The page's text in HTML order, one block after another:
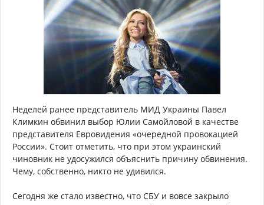
Неделей ранее представитель МИД Украины Павел
Климкин обвинил выбор Юлии Самойловой в качестве
представителя Евровидения «очередной провокацией
России». Стоит отметить, что при этом украинский
чиновник не удосужился объяснить причину обвинения.
Чему, собственно, никто не удивился.
Сегодня же стало известно, что СБУ и вовсе закрыло